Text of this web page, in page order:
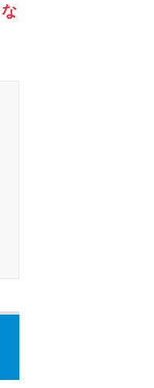
得した話